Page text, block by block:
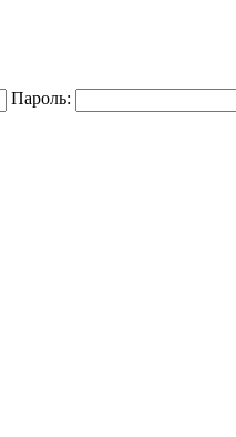
Пароль: